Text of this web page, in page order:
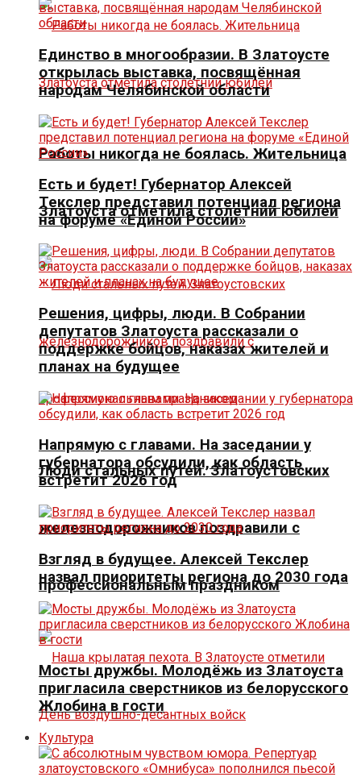
Работы никогда не боялась. Жительница
Златоуста отметила столетний юбилей
Люди стальных путей. Златоустовских
железнодорожников поздравили с
профессиональным праздником
Единство в многообразии. В Златоусте
открылась выставка, посвящённая
народам Челябинской области
Есть и будет! Губернатор Алексей
Текслер представил потенциал региона
на форуме «Единой России»
Решения, цифры, люди. В Собрании
депутатов Златоуста рассказали о
поддержке бойцов, наказах жителей и
планах на будущее
Напрямую с главами. На заседании у
губернатора обсудили, как область
встретит 2026 год
Взгляд в будущее. Алексей Текслер
назвал приоритеты региона до 2030 года
Мосты дружбы. Молодёжь из Златоуста
пригласила сверстников из белорусского
Жлобина в гости
Культура